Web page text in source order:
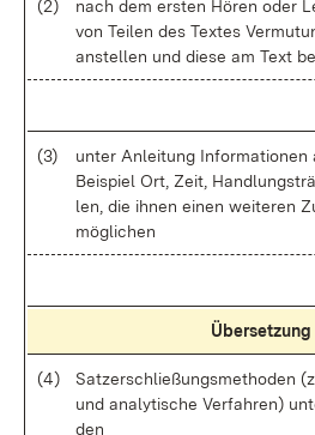
(2)
nach dem ers­ten Hö­ren oder
von Tei­len des Tex­tes
an­stel­len und die­se am Text
(3)
un­ter An­lei­tung In­for­ma­tio­nen
Bei­spiel Ort, Zeit,
len, die ih­nen ei­nen wei­te­ren
mög­li­chen
Über­set­zung
(4)
Sat­zer­schlie­ßungs­me­tho­den
und ana­ly­ti­sche Ver­fah­ren)
den